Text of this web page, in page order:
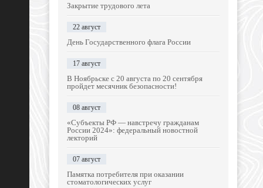
Закрытие трудового лета
22 август
День Государственного флага России
17 август
В Ноябрьске с 20 августа по 20 сентября
пройдет месячник безопасности!
08 август
«Субъекты РФ — навстречу гражданам
России 2024»: федеральный новостной
лекторий
07 август
Памятка потребителя при оказании
стоматологических услуг